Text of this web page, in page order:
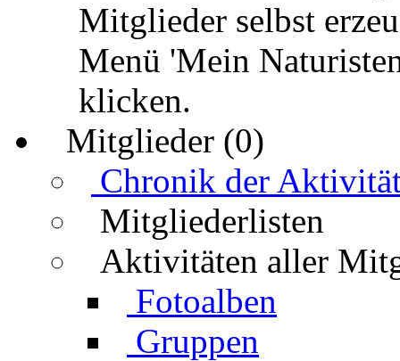
Mitglieder selbst
Menü 'Mein
klicken.
Mitglieder (0)
Chronik der
Mitgliederlisten
Aktivitäten aller
Fotoalben
Gruppen